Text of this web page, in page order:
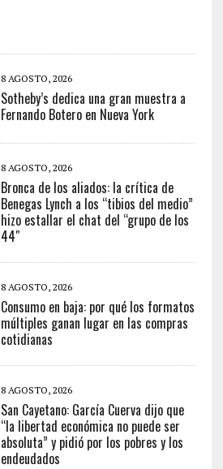
8 AGOSTO, 2026
Sotheby’s dedica una gran muestra a
Fernando Botero en Nueva York
8 AGOSTO, 2026
Bronca de los aliados: la crítica de
Benegas Lynch a los “tibios del medio”
hizo estallar el chat del “grupo de los
44″
8 AGOSTO, 2026
Consumo en baja: por qué los formatos
múltiples ganan lugar en las compras
cotidianas
8 AGOSTO, 2026
San Cayetano: García Cuerva dijo que
“la libertad económica no puede ser
absoluta” y pidió por los pobres y los
endeudados